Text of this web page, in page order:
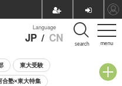
menu
Language
JP / CN search
東大受験
合塾×東大特集